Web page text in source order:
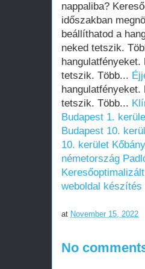
nappaliba?
időszakban
beállíthatod a
neked tetszik.
tetszik. Több...
tetszik. Több...
Budapest 1.
Budapest 10.
10. kerület
németország
weboldal készítés
at November 15, 2022
No